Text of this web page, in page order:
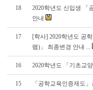
18
2020학년도 신입생 「
안내
17
[학사] 2020학년도 공
램)」 최종변경 안내 ...
16 2020학년도 「기초교
15
「공학교육인증제도